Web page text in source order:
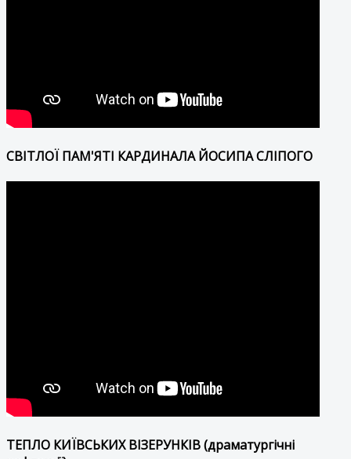
СВІТЛОЇ ПАМ'ЯТІ КАРДИНАЛА ЙОСИПА СЛІПОГО
ТЕПЛО КИЇВСЬКИХ ВІЗЕРУНКІВ (драматургічні